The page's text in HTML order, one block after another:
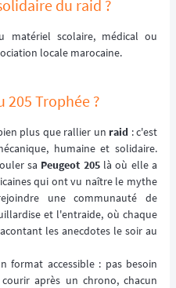
du raid ?
matériel scolaire, médical ou
locale marocaine.
205 Trophée ?
plus que rallier un raid : c'est
humaine et solidaire.
sa Peugeot 205là où elle a
qui ont vu naître le mythe
une communauté de
et l'entraide, où chaque
les anecdotes le soir au
format accessible : pas besoin
après un chrono, chacun